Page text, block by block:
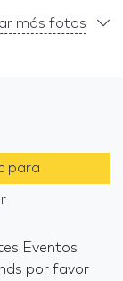
más fotos
para
Eventos
por favor